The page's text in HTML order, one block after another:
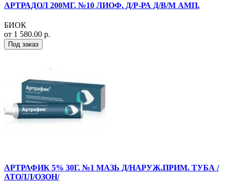
АРТРАДОЛ 200МГ. №10 ЛИОФ. Д/Р-РА Д/В/М АМП.
БИОК
от 1 580.00 р.
Под заказ
АРТРАФИК 5% 30Г. №1 МАЗЬ Д/НАРУЖ.ПРИМ. ТУБА /
АТОЛЛ/ОЗОН/